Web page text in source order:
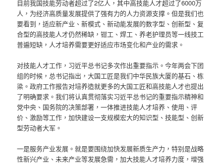
目前我国技能劳动者超过了2亿人，其中高技能人才超过了6000万
人，为经济高质量发展提供了强有力的人力资源支撑。但是我们也
要看到，适应新产业、新模式、新动能发展的数字型、创新型、复
合型的高技能人才仍然稀缺，钳工、焊工、养老护理员等一线技工
普遍短缺，人才培养需要更好适应市场变化和产业的需求。
对技能人才工作，习近平总书记多次作出重要指示。今年两会下团
组的时候，总书记指出，大国工匠是我们中华民族大厦的基石、栋
梁。政府工作报告对培养造就更多的大国工匠和高技能人才也提出
了明确要求。我们将认真贯彻落实习近平总书记的重要指示精神和
党中央、国务院的决策部署，一体推进技能人才培养、使用、评
价、激励等工作，加快建设一支规模宏大的知识型、技能型、创新
型劳动者大军。
一是服务产业发展。就是要围绕加快发展新质生产力，特别是战略
性新兴产业、未来产业等发展急需，加大技能人才培养力度，增强